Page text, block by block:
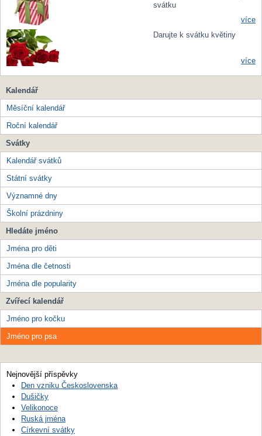
svátku
více
Darujte k svátku květiny
více
Kalendář
Měsíční kalendář
Roční kalendář
Svátky
Kalendář svátků
Státní svátky
Významné dny
Školní prázdniny
Hledáte jméno
Jména pro děti
Jména dle četnosti
Jména dle popularity
Zvířecí kalendář
Jméno pro kočku
Jméno pro psa
Nejnovější příspěvky
Den vzniku Československa
Dušičky
Velikonoce
Ruská jména
Církevní svátky